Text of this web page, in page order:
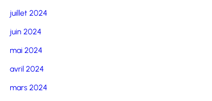
juillet 2024
juin 2024
mai 2024
avril 2024
mars 2024